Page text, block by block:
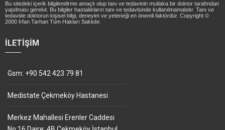
Bu sitedeki içerik bilgilendirme amaçlı olup tanı ve tedavinin mutlaka bir doktor tarafından
yapılması gerekir. Bu bilgiler hastalıkların tanı ve tedavisinde kullanılmamalıdır. Tanı ve
tedavide doktorun kişisel bilgi, deneyim ve yeteneği en önemli faktördür. Copyright ©
2000 İrfan Tarhan Tüm Hakları Saklıdır.
İLETIŞIM
Gsm: +90 542 423 79 81
Medistate Çekmeköy Hastanesi
Merkez Mahallesi Erenler Caddesi